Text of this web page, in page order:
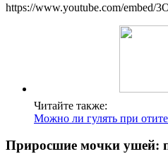
https://www.youtube.com/embed/
Читайте также:
Можно ли гулять при
Приросшие мочки ушей: